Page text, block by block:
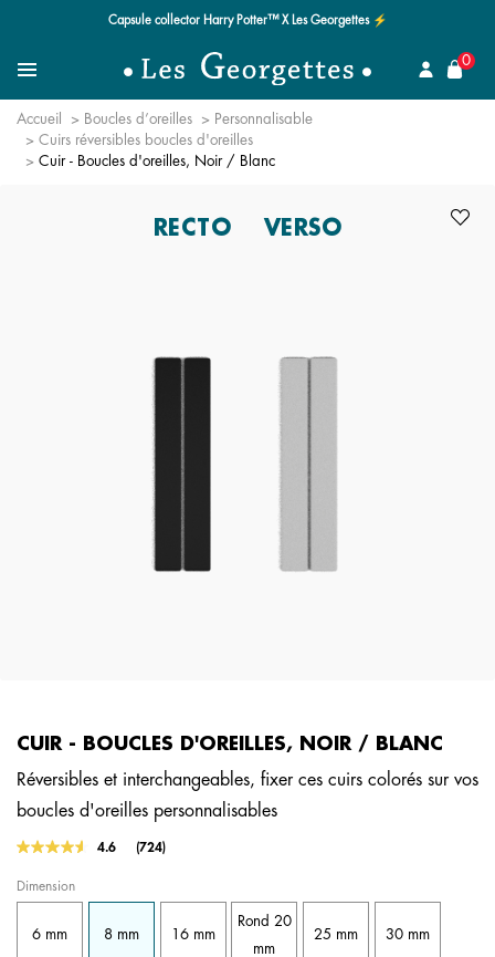
Le quart de siècle de la magie ✨
MenuRecherchez un bijou
0
Accueil Boucles d’oreilles
Personnalisable
Cuirs réversibles boucles d'oreilles
Cuir - Boucles d'oreilles, Noir / Blanc
RECTO VERSO
CUIR - BOUCLES D'OREILLES, NOIR / BLANC
Réversibles et interchangeables, fixer ces cuirs colorés sur vos
boucles d'oreilles personnalisables
5 out of 5 Customer Rating
4.6
Lire
Lien
la
(724)
Dimension
6 mm 8 mm 16 mm
Rond 20
mm
25 mm 30 mm